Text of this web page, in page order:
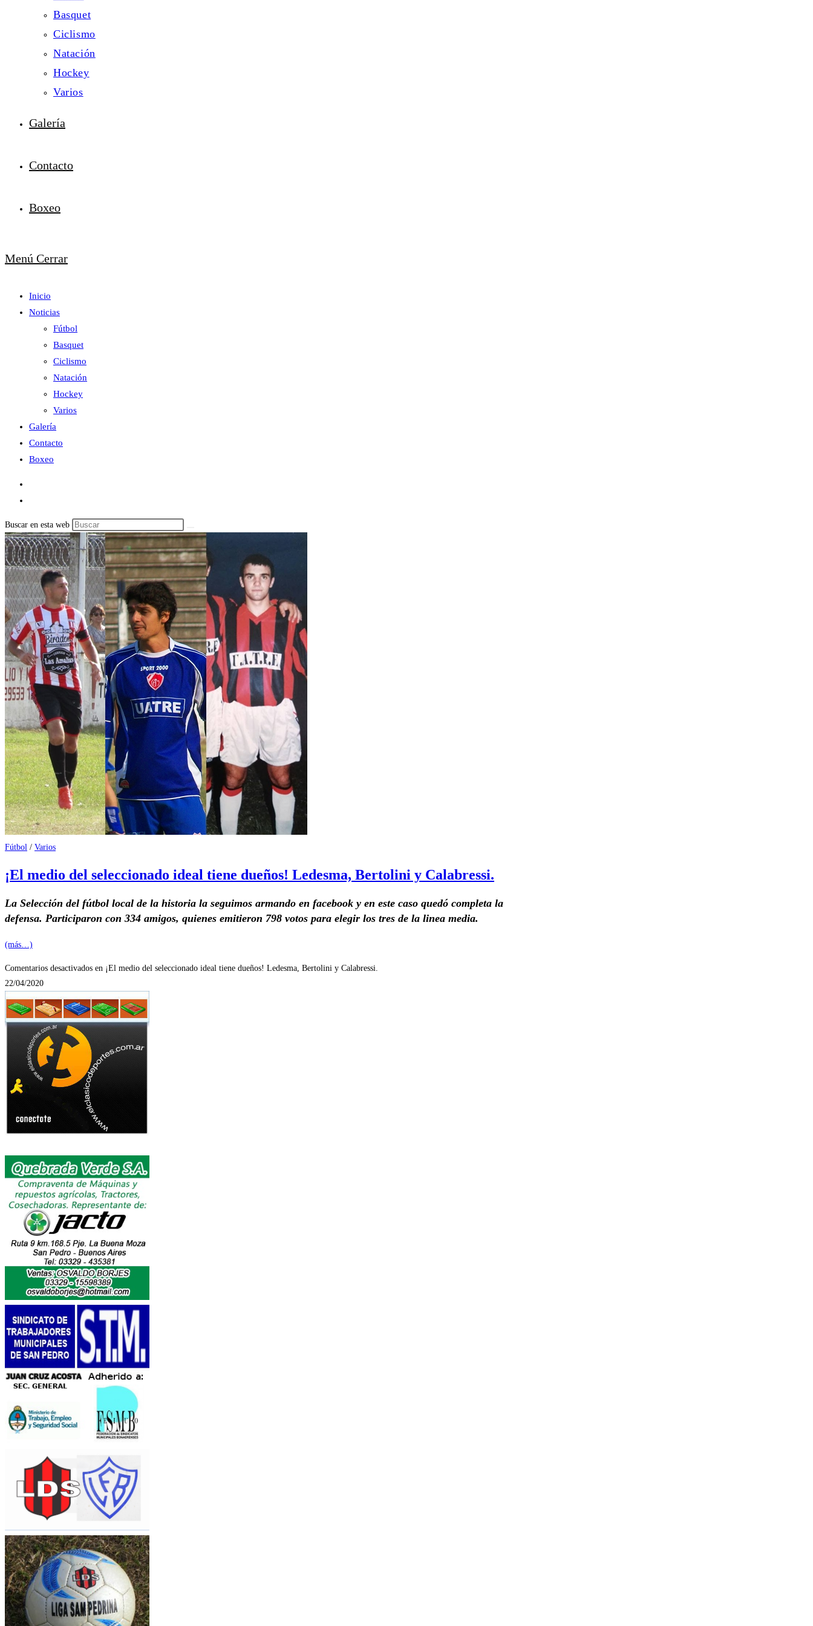
Basquet
Ciclismo
Natación
Hockey
Varios
Galería
Contacto
Boxeo
Menú Cerrar
Inicio
Noticias
Fútbol
Basquet
Ciclismo
Natación
Hockey
Varios
Galería
Contacto
Boxeo
Buscar en esta web
Fútbol / Varios
¡El medio del seleccionado ideal tiene dueños! Ledesma, Bertolini y Calabressi.
La Selección del fútbol local de la historia la seguimos armando en facebook y en este caso quedó completa la
defensa. Participaron con 334 amigos, quienes emitieron 798 votos para elegir los tres de la linea media.
(más…)
Comentarios desactivados en ¡El medio del seleccionado ideal tiene dueños! Ledesma, Bertolini y Calabressi.
22/04/2020